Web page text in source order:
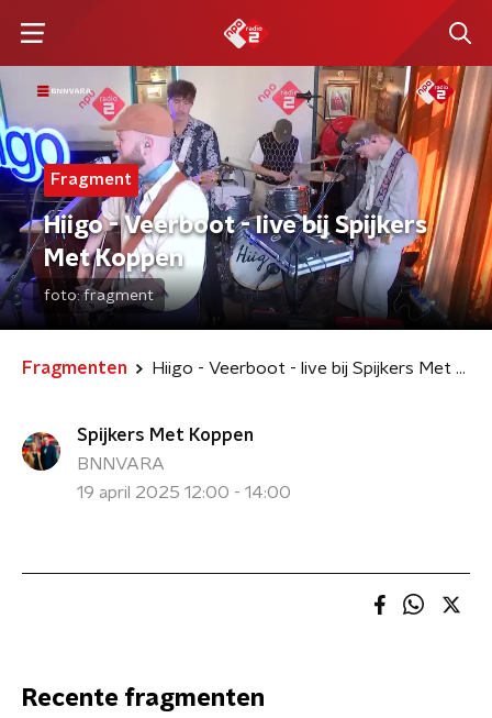
Fragment
Hiigo - Veerboot - live bij Spijkers
Met Koppen
foto:fragment
Fragmenten Hiigo - Veerboot - live bij Spijkers Met Koppen
Spijkers Met Koppen
BNNVARA
19 april 2025 12:00 - 14:00
Recente fragmenten